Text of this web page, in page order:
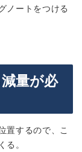
ノートをつける
量が必
置するので、こ
る。